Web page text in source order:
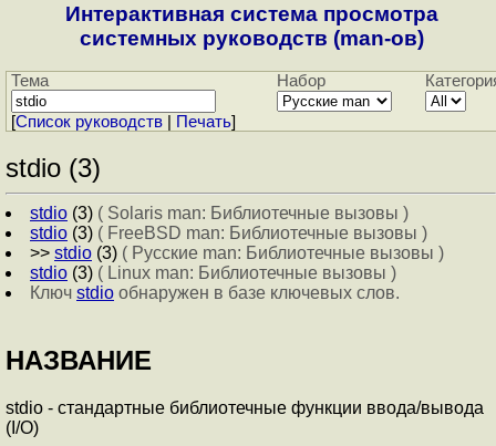
Интерактивная система просмотра
системных руководств (man-ов)
Тема Набор
[Cписок руководств Печать]
stdio (3)
stdio (3) ( Solaris man: Библиотечные вызовы )
stdio (3) ( FreeBSD man: Библиотечные вызовы )
>> stdio (3) ( Русские man: Библиотечные вызовы )
stdio (3) ( Linux man: Библиотечные вызовы )
Ключ stdio обнаружен в базе ключевых слов.
НАЗВАНИЕ
stdio - стандартные библиотечные функции ввода/вывода
(I/O)